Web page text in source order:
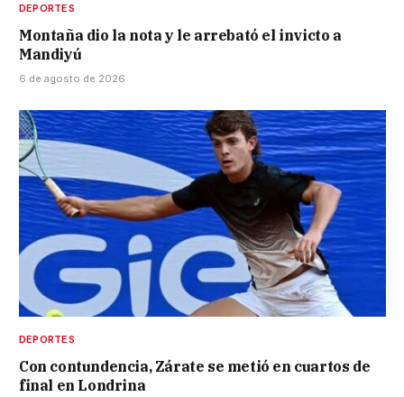
DEPORTES
Montaña dio la nota y le arrebató el invicto a
Mandiyú
6 de agosto de 2026
DEPORTES
Con contundencia, Zárate se metió en cuartos de
final en Londrina